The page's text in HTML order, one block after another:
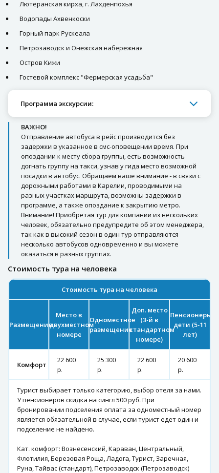
Лютеранская кирха, г. Лахденпохья
Водопады Ахвенкоски
Горный парк Рускеала
Петрозаводск и Онежская набережная
Остров Кижи
Гостевой комплекс "Фермерская усадьба"
Программа экскурсии:
ВАЖНО!
Отправление автобуса в рейс производится без
задержки в указанное в смс-оповещении время. При
опоздании к месту сбора группы, есть возможность
догнать группу на такси, узнав у гида место возможной
посадки в автобус. Обращаем ваше внимание - в связи с
дорожными работами в Карелии, проводимыми на
разных участках маршрута, возможны задержки в
программе, а также опоздание к закрытию метро.
Внимание! Приобретая тур для компании из нескольких
человек, обязательно предупредите об этом менеджера,
так как в высокий сезон в один тур отправляются
несколько автобусов одновременно и вы можете
оказаться в разных группах.
Стоимость тура на человека
Стоимость тура на человека
Размещение
Место в
двухместном
номере
Одноместное
размещение
Доп. место
(3-й в
стандартном
номере)
Пенсионеры/
дети (5-11
лет)
Комфорт
22 600
р.
25 300
р.
22 600
р.
20 600
р.
Турист выбирает только категорию, выбор отеля за нами.
У пенсионеров скидка на сингл 500 руб. При
бронировании подселения оплата за одноместный номер
является обязательной в случае, если турист едет один и
подселение не найдено.
Кат. комфорт: Вознесенский, Караван, Центральный,
Флотилия, Березовая Роща, Ладога, Турист, Заречная,
Руна, Тайвас (стандарт), Петрозаводск (Петрозаводск)